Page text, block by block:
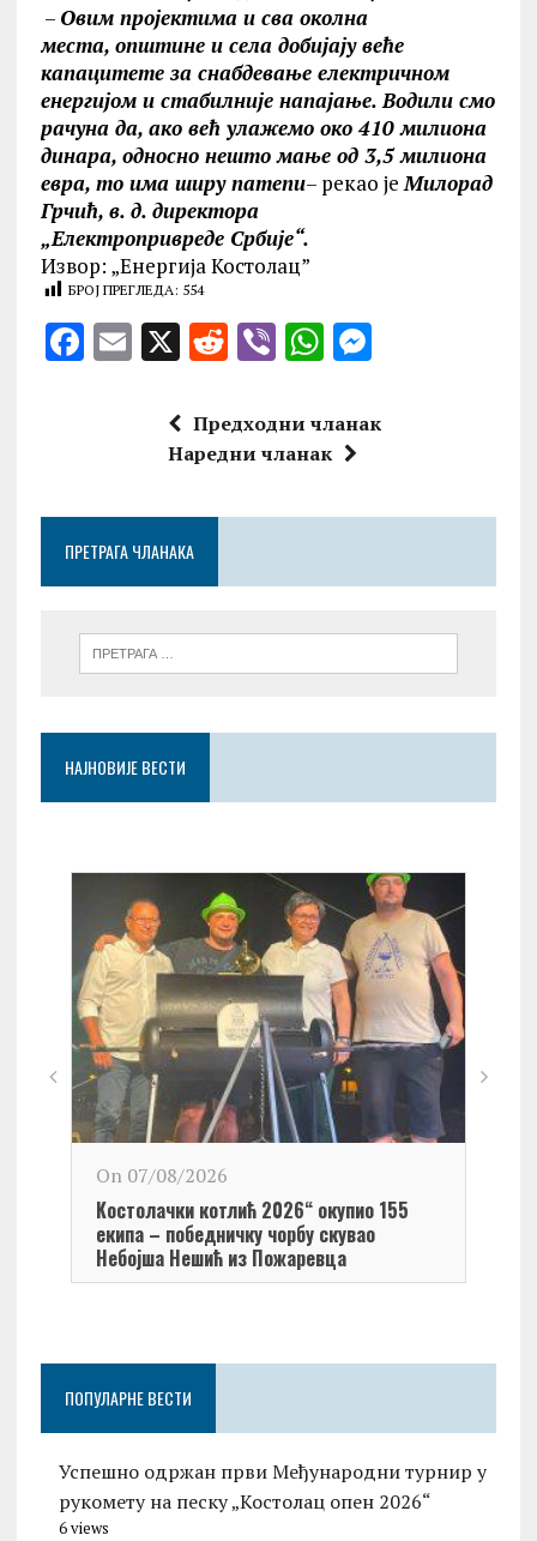
– Овим пројектима и сва околна
места, општине и села добијају веће
капацитете за снабдевање електричном
енергијом и стабилније напајање. Водили смо
рачуна да, ако већ улажемо око 410 милиона
динара, односно нешто мање од 3,5 милиона
евра, то има ширу namenu– рекао јеМилорад
Грчић, в. д. директора
„Електропривредe Србије“.
Извор: „Енергија Костолац”
БРОЈ ПРЕГЛЕДА: 554
F
o
k
E X R
d
di
V
er
W
at
s
p
M
se
er
Предходни чланак
Наредни чланак
ПРЕТРАГА ЧЛАНАКА
НАЈНОВИЈЕ ВЕСТИ
On 07/08/2026
Kостолачки котлић 2026“ окупио 155
екипа – победничку чорбу скувао
Небојша Нешић из Пожаревца
ПОПУЛАРНЕ ВЕСТИ
Успешно одржан први Међународни турнир у
рукомету на песку „Костолац опен 2026“
6 views